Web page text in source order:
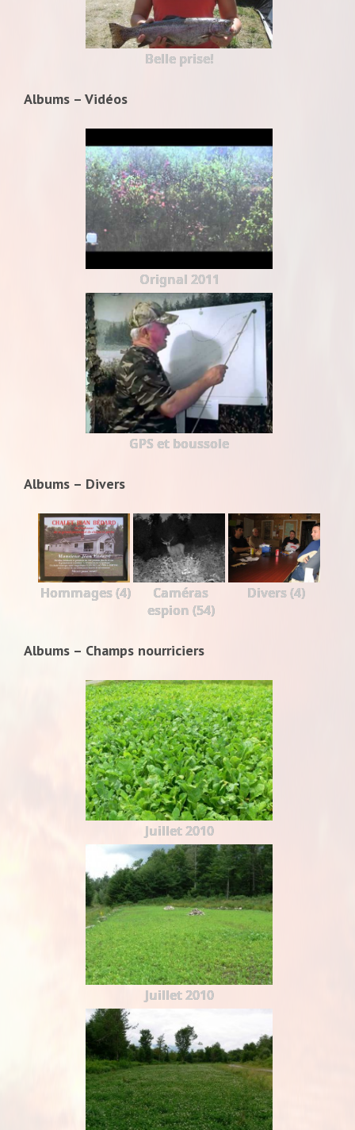
Belle prise!
Albums – Vidéos
Orignal 2011
GPS et boussole
Albums – Divers
Hommages (4)
Caméras
espion (54)
Divers (4)
Albums – Champs nourriciers
Juillet 2010
Juillet 2010